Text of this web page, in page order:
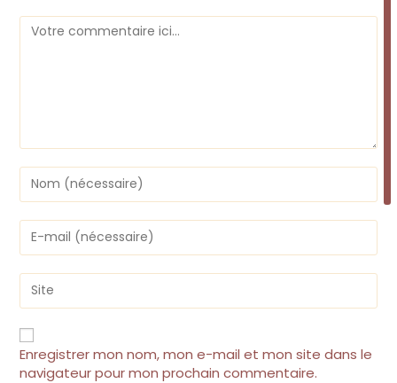
Comment
Enter
your
name
or
username
to
comment
Enter
your
email
address
to
comment
Saisir
l’URL
de
votre
site
(facultatif)
Enregistrer mon nom, mon e-mail et mon site dans le
navigateur pour mon prochain commentaire.